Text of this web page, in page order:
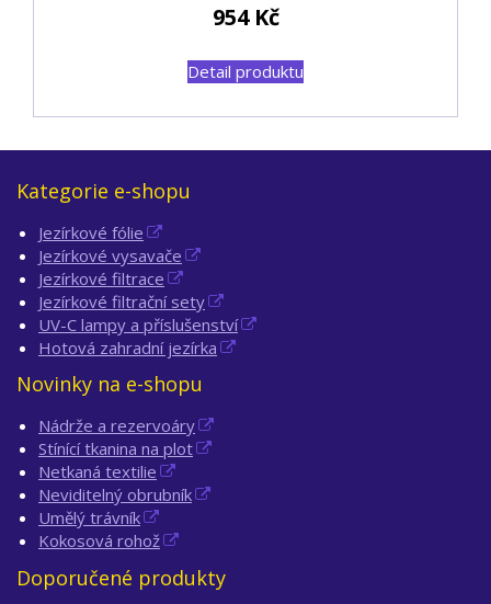
954 Kč
Detail produktu
Kategorie e-shopu
Jezírkové fólie
Jezírkové vysavače
Jezírkové filtrace
Jezírkové filtrační sety
UV-C lampy a příslušenství
Hotová zahradní jezírka
Novinky na e-shopu
Nádrže a rezervoáry
Stínící tkanina na plot
Netkaná textilie
Neviditelný obrubník
Umělý trávník
Kokosová rohož
Doporučené produkty